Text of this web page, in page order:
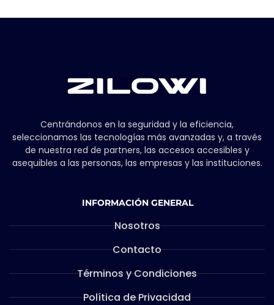
Centrándonos en la seguridad y la eficiencia,
seleccionamos las tecnologías más avanzadas y, a través
de nuestra red de partners, las accesos accesibles y
asequibles a las personas, las empresas y las instituciones.
INFORMACIÓN GENERAL
Nosotros
Contacto
Términos y Condiciones
Política de Privacidad